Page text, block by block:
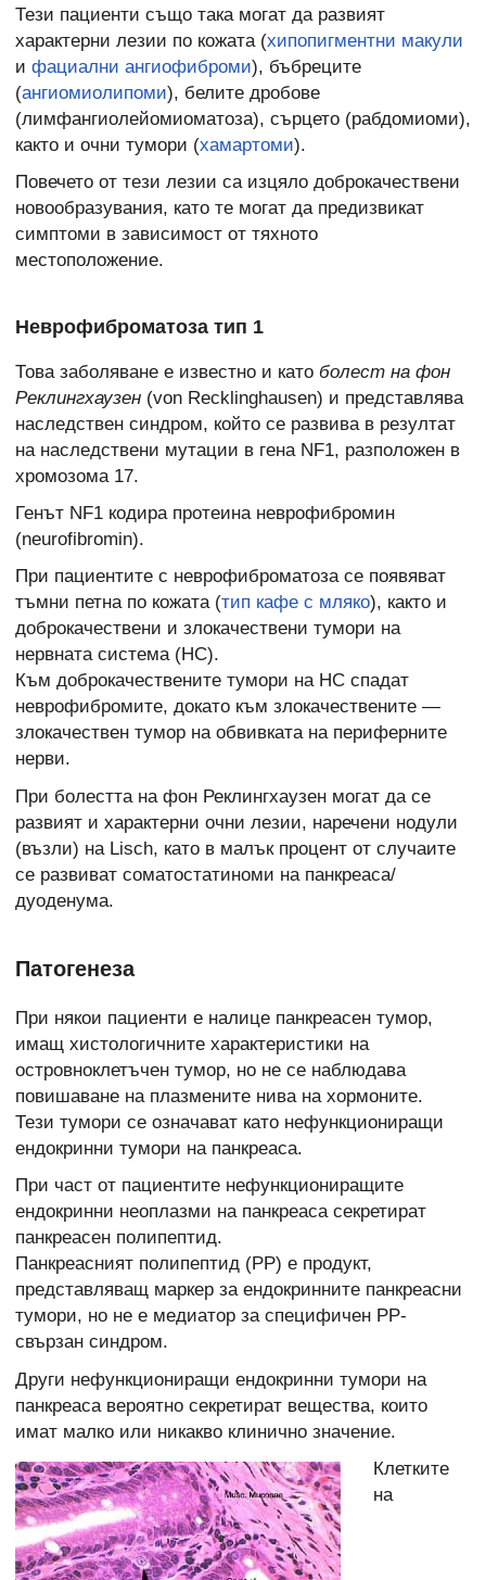
Тези пациенти също така могат да развият
характерни лезии по кожата (хипопигментни макули
и фациални ангиофиброми), бъбреците
(ангиомиолипоми), белите дробове
(лимфангиолейомиоматоза), сърцето (рабдомиоми),
както и очни тумори (хамартоми).
Повечето от тези лезии са изцяло доброкачествени
новообразувания, като те могат да предизвикат
симптоми в зависимост от тяхното
местоположение.
Неврофиброматоза тип 1
Това заболяване е известно и като болест на фон
Реклингхаузен (von Recklinghausen) и представлява
наследствен синдром, който се развива в резултат
на наследствени мутации в гена NF1, разположен в
хромозома 17.
Генът NF1 кодира протеина неврофибромин
(neurofibromin).
При пациентите с неврофиброматоза се появяват
тъмни петна по кожата (тип кафе с мляко), както и
доброкачествени и злокачествени тумори на
нервната система (НС).
Към доброкачествените тумори на НС спадат
неврофибромите, докато към злокачествените —
злокачествен тумор на обвивката на периферните
нерви.
При болестта на фон Реклингхаузен могат да се
развият и характерни очни лезии, наречени нодули
(възли) на Lisch, като в малък процент от случаите
се развиват соматостатиноми на панкреаса/
дуоденума.
Патогенеза
При някои пациенти е налице панкреасен тумор,
имащ хистологичните характеристики на
островноклетъчен тумор, но не се наблюдава
повишаване на плазмените нива на хормоните.
Тези тумори се означават като нефункциониращи
ендокринни тумори на панкреаса.
При част от пациентите нефункциониращите
ендокринни неоплазми на панкреаса секретират
панкреасен полипептид.
Панкреасният полипептид (PP) е продукт,
представляващ маркер за ендокринните панкреасни
тумори, но не е медиатор за специфичен РР-
свързан синдром.
Други нефункциониращи ендокринни тумори на
панкреаса вероятно секретират вещества, които
имат малко или никакво клинично значение.
Клетките
на